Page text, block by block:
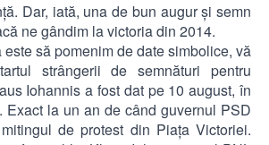
iată, una de bun augur şi semn
ne gândim la victoria din 2014.
să pomenim de date simbolice, vă
strângerii de semnături pentru
Iohannis a fost dat pe 10 august, în
Exact la un an de când guvernul PSD
de protest din Piaţa Victoriei.